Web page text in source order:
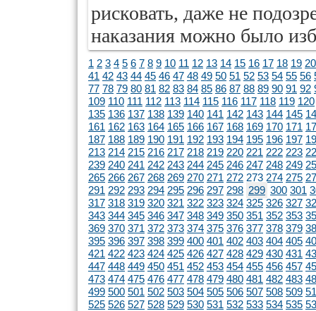
рисковать, даже не
наказания можно было
1 2 3 4 5 6 7 8 9 10 11 12 13 14 15 16 17 18 19 20
41 42 43 44 45 46 47 48 49 50 51 52 53 54 55 56
77 78 79 80 81 82 83 84 85 86 87 88 89 90 91 92
109 110 111 112 113 114 115 116 117 118 119 120
135 136 137 138 139 140 141 142 143 144 145
161 162 163 164 165 166 167 168 169 170 171
187 188 189 190 191 192 193 194 195 196 197
213 214 215 216 217 218 219 220 221 222 223
239 240 241 242 243 244 245 246 247 248 249
265 266 267 268 269 270 271 272 273 274 275
291 292 293 294 295 296 297 298 299 300 301
317 318 319 320 321 322 323 324 325 326 327
343 344 345 346 347 348 349 350 351 352 353
369 370 371 372 373 374 375 376 377 378 379
395 396 397 398 399 400 401 402 403 404 405
421 422 423 424 425 426 427 428 429 430 431
447 448 449 450 451 452 453 454 455 456 457
473 474 475 476 477 478 479 480 481 482 483
499 500 501 502 503 504 505 506 507 508 509
525 526 527 528 529 530 531 532 533 534 535